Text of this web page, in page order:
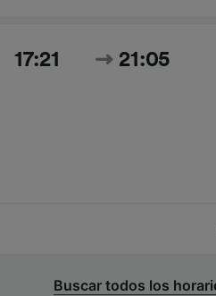
17:21 21:05
Buscar todos los